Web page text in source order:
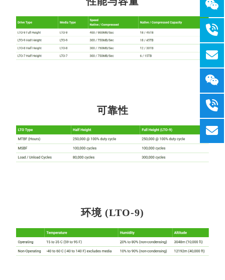
可靠性
环境 (LTO-9)